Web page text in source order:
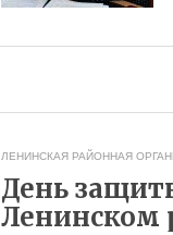
ЛЕНИНСКАЯ РАЙОННАЯ
День
Ленинском